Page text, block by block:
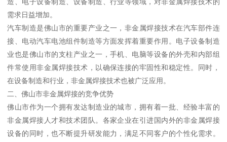
需求日益增加。
汽车制造是佛山市的重要产业之一，非金属焊接技术在汽车部件连
接、电动汽车电池组件制造等方面发挥着重要作用。电子设备制造
业也是佛山市的支柱产业之一，手机、电脑等设备的外壳和内部组
件常使用非金属焊接技术，以确保连接的牢固性和稳定性。同时，
在设备制造和行业，非金属焊接技术也被广泛应用。
二、佛山市非金属焊接的竞争优势
佛山市作为一个拥有发达制造业的城市，拥有着一批、经验丰富的
非金属焊接人才和技术团队。各家企业在引进国内外的非金属焊接
设备的同时，也不断提升研发能力，满足不同客户的个性化需求。